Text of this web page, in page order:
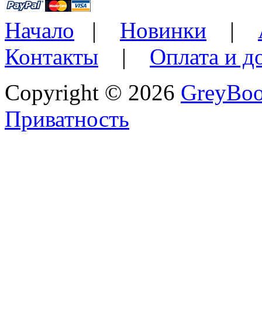
Начало | Новинки |
Контакты | Оплата и
Copyright © 2026
Приватность